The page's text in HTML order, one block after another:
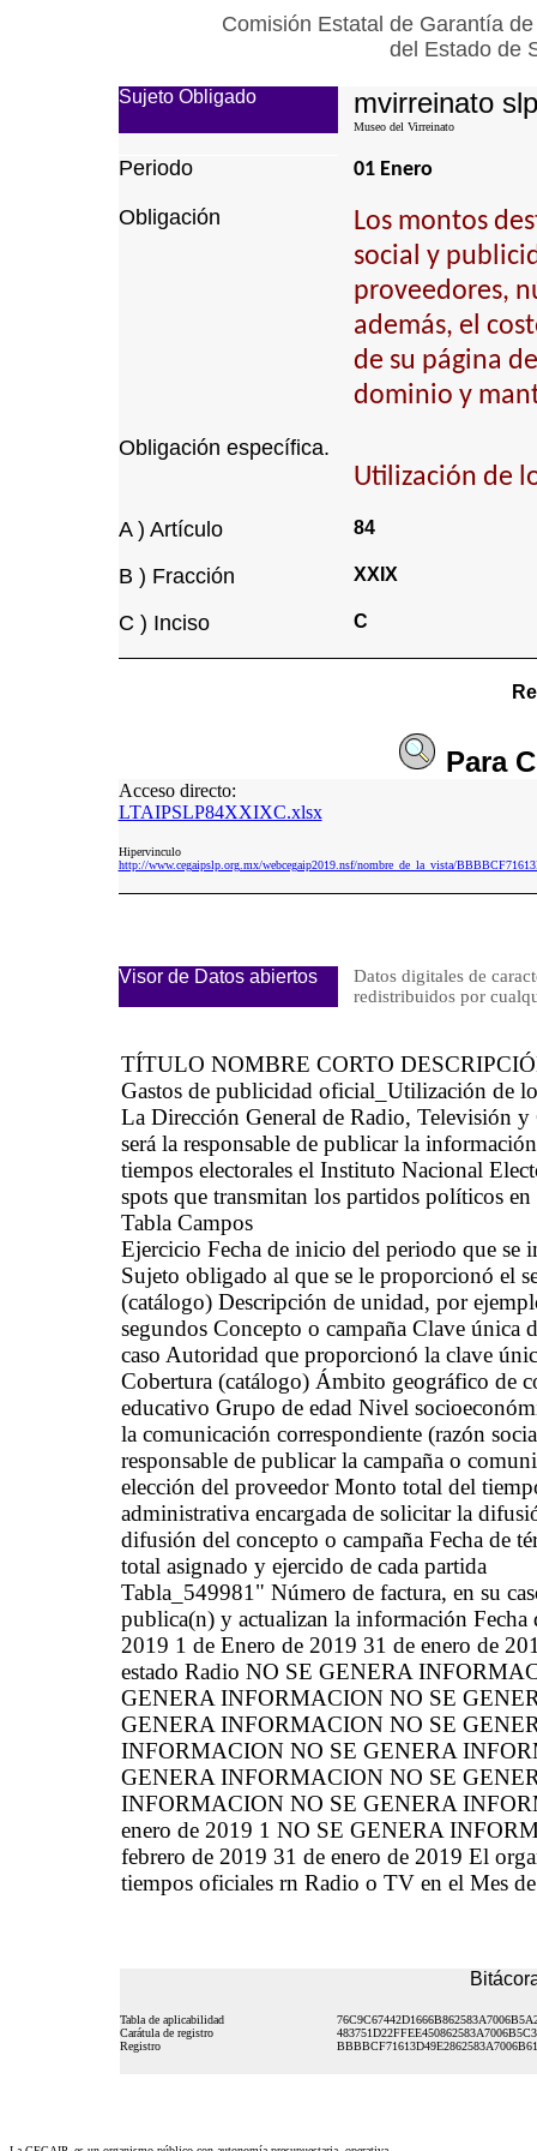
Comisión Estatal de Garantía
del Estado de
Sujeto Obligado mvirreinato slp
Museo del Virreinato
Periodo 01 Enero
Obligación
Los montos
social y
proveedores,
además, el
de su página
dominio y
Obligación específica.
Utilización de
A ) Artículo 84
B ) Fracción XXIX
C ) Inciso C
Para
Acceso directo:
LTAIPSLP84XXIXC.xlsx
Hipervinculo
http://www.cegaipslp.org.mx/webcegaip2019.nsf/nombre_de_la_vista/
Visor de Datos abiertos
Datos digitales de
redistribuidos por
TÍTULO NOMBRE CORTO
Gastos de publicidad oficial_Utilización de
La Dirección General de Radio, Televisión y
será la responsable de publicar la
tiempos electorales el Instituto Nacional
spots que transmitan los partidos políticos
Tabla Campos
Ejercicio Fecha de inicio del periodo que se
Sujeto obligado al que se le proporcionó el
(catálogo) Descripción de unidad, por
segundos Concepto o campaña Clave
caso Autoridad que proporcionó la clave
Cobertura (catálogo) Ámbito geográfico de
educativo Grupo de edad Nivel
la comunicación correspondiente (razón
responsable de publicar la campaña o
elección del proveedor Monto total del
administrativa encargada de solicitar la
difusión del concepto o campaña Fecha de
total asignado y ejercido de cada partida
Tabla_549981" Número de factura, en su
publica(n) y actualizan la información
2019 1 de Enero de 2019 31 de enero de
estado Radio NO SE GENERA
GENERA INFORMACION NO SE
GENERA INFORMACION NO SE
INFORMACION NO SE GENERA
GENERA INFORMACION NO SE
INFORMACION NO SE GENERA
enero de 2019 1 NO SE GENERA
febrero de 2019 31 de enero de 2019 El
tiempos oficiales rn Radio o TV en el Mes
Tabla de aplicabilidad
Carátula de registro
Registro